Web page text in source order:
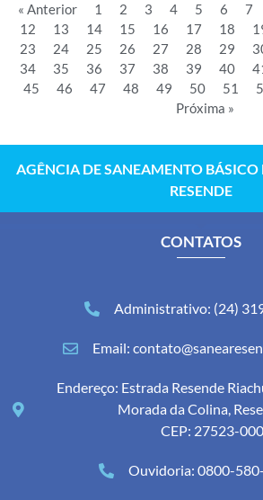
« Anterior 1 2 3 4 5 6 7
12
13 14 15 16 17 18
23
24 25 26 27 28 29
34
35 36 37 38 39 40
45
46 47 48 49 50 51
Próxima »
AGÊNCIA DE SANEAMENTO
RESENDE
CONTATOS
Administrativo: (24)
Email:
Endereço: Estrada Resende
Morada da Colina,
CEP: 27523-000
Ouvidoria: 0800-